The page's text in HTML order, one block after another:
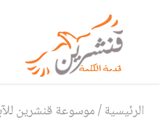
الرئيسية/موسوعة قنشرين